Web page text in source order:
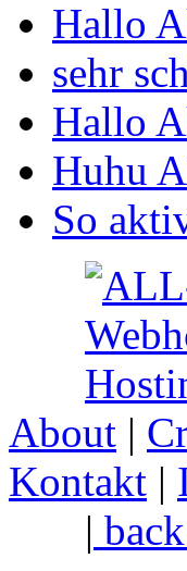
Hallo
sehr
Hallo
Huhu
So
About |
Kontakt |
| back